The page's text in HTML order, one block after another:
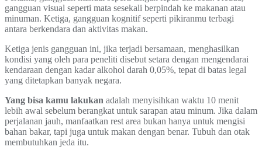
gangguan visual seperti mata sesekali berpindah ke makanan atau
minuman. Ketiga, gangguan kognitif seperti pikiranmu terbagi
antara berkendara dan aktivitas makan.
Ketiga jenis gangguan ini, jika terjadi bersamaan, menghasilkan
kondisi yang oleh para peneliti disebut setara dengan mengendarai
kendaraan dengan kadar alkohol darah 0,05%, tepat di batas legal
yang ditetapkan banyak negara.
Yang bisa kamu lakukan adalah menyisihkan waktu 10 menit
lebih awal sebelum berangkat untuk sarapan atau minum. Jika dalam
perjalanan jauh, manfaatkan rest area bukan hanya untuk mengisi
bahan bakar, tapi juga untuk makan dengan benar. Tubuh dan otak
membutuhkan jeda itu.